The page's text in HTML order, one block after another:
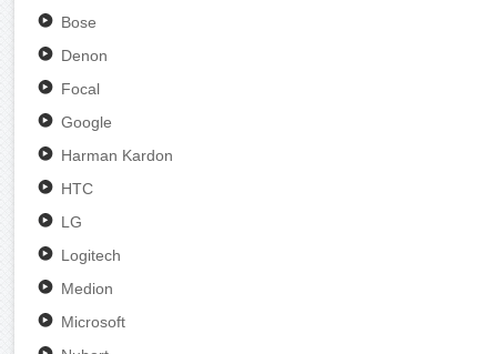
Bose
Denon
Focal
Google
Harman Kardon
HTC
LG
Logitech
Medion
Microsoft